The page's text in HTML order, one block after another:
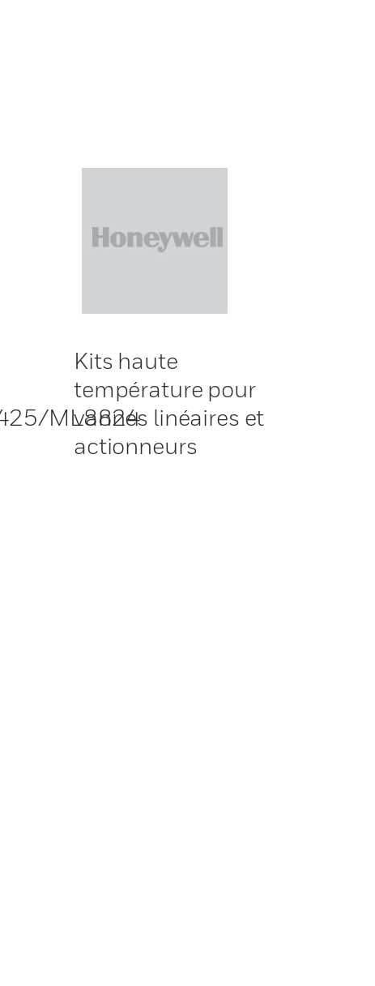
ML8824
Kits haute
température pour
vannes linéaires et
actionneurs